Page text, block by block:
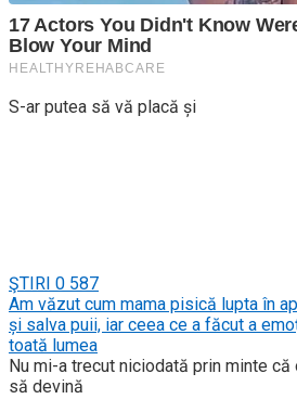
S-ar putea să vă placă și
ŞTIRI 0 587
Am văzut cum mama pisică lupta în
și salva puii, iar ceea ce a făcut a
toată lumea
Nu mi-a trecut niciodată prin minte
să devină